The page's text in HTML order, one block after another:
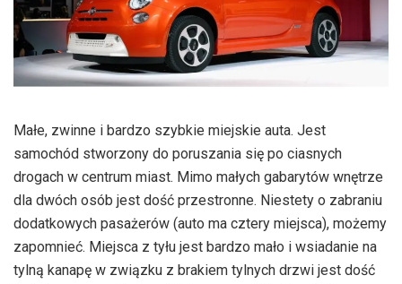
Małe, zwinne i bardzo szybkie miejskie auta. Jest
samochód stworzony do poruszania się po ciasnych
drogach w centrum miast. Mimo małych gabarytów wnętrze
dla dwóch osób jest dość przestronne. Niestety o zabraniu
dodatkowych pasażerów (auto ma cztery miejsca), możemy
zapomnieć. Miejsca z tyłu jest bardzo mało i wsiadanie na
tylną kanapę w związku z brakiem tylnych drzwi jest dość